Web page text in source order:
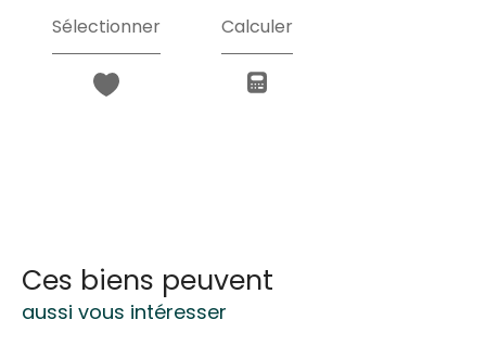
Sélectionner Calculer
Ces biens peuvent
aussi vous intéresser